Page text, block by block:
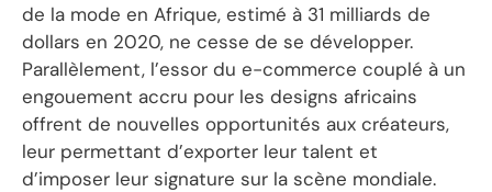
de la mode en Afrique, estimé à 31 milliards de
dollars en 2020, ne cesse de se développer.
Parallèlement, l’essor du e-commerce couplé à un
engouement accru pour les designs africains
offrent de nouvelles opportunités aux créateurs,
leur permettant d’exporter leur talent et
d’imposer leur signature sur la scène mondiale.